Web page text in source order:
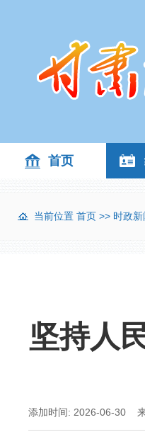
首页
当前位置 首页 >> 时政新
坚持人
添加时间: 2026-06-30